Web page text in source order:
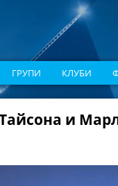
ГРУПИ КЛУБИ
и